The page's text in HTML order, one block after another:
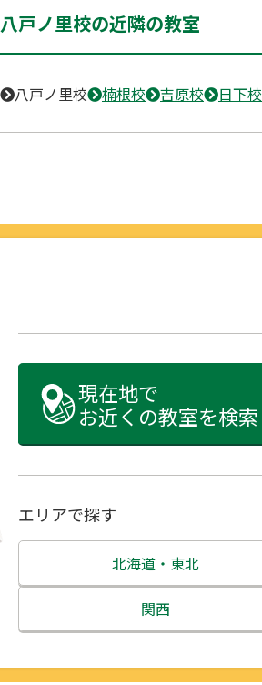
八戸ノ里校の近隣の教室
八戸ノ里校 楠根校 吉原校 日下校
現在地で
お近くの教室を検索
エリアで探す
北海道・東北
北海道
関西